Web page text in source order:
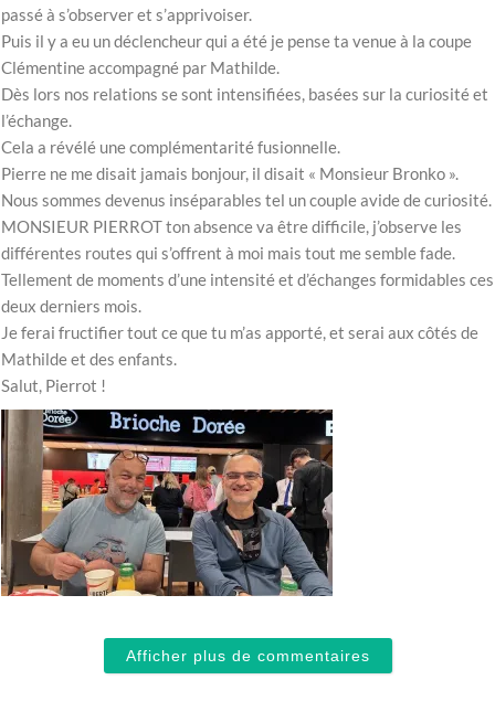
passé à s’observer et s’apprivoiser.
Puis il y a eu un déclencheur qui a été je pense ta venue à la coupe
Clémentine accompagné par Mathilde.
Dès lors nos relations se sont intensifiées, basées sur la curiosité et
l’échange.
Cela a révélé une complémentarité fusionnelle.
Pierre ne me disait jamais bonjour, il disait « Monsieur Bronko ».
Nous sommes devenus inséparables tel un couple avide de curiosité.
MONSIEUR PIERROT ton absence va être difficile, j’observe les
différentes routes qui s’offrent à moi mais tout me semble fade.
Tellement de moments d’une intensité et d’échanges formidables ces
deux derniers mois.
Je ferai fructifier tout ce que tu m’as apporté, et serai aux côtés de
Mathilde et des enfants.
Salut, Pierrot !
Afficher plus de commentaires